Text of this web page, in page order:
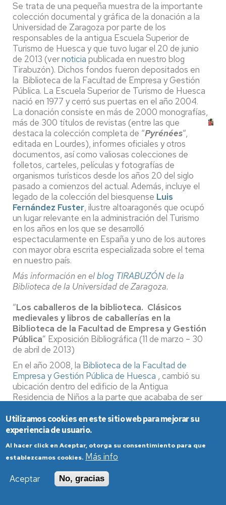
Se trata de una pequeña muestra de la importante
colección documental y gráfica de la donación a la
Universidad de Zaragoza por parte de los
responsables de la antigua Escuela Superior de
Turismo de Huesca y que tuvo lugar el 20 de junio
de 2013 (vernoticia publicada en nuestro blog
Tirabuzón). Dichos fondos fueron depositados en
la Biblioteca de la Facultad de Empresa y Gestión
Pública. La Escuela Superior de Turismo de Huesca
nació en 1977 y cerró sus puertas en el año 2004.
La donación consiste en más de 2000 monografías,
más de 300 títulos de revistas (entre las que
destaca la colección completa de “Pyrénées“,
editada en Lourdes), informes oficiales y otros
documentos, así como valiosas colecciones de
folletos, carteles, películas y fotografías de
organismos turísticos desde los años 20 del siglo
pasado a comienzos del actual. Además, incluye el
legado de la colección del biesquense Luis
Fernández Fuster, ilustre altoaragonés que ocupó
un lugar relevante en la administración del Turismo
en los años en los que se desarrolló
espectacularmente en España y uno de los autores
con mayor obra escrita especializada sobre el tema
en nuestro país.
Más información en elblog TIRABUZÓNde la
Biblioteca de la Universidad de Zaragoza.
“Los caballeros de la biblioteca. Clásicos
medievales y libros de caballerías en la
Biblioteca de la Facultad de Empresa y Gestión
Pública” Exposición Bibliográfica (11 de marzo – 30
de abril de 2013)
En el año 2008, la Biblioteca de la Facultad de
Empresa y Gestión Pública de Huesca , cambió su
ubicación dentro del edificio de la Antigua
Residencia de Niños a la parte que acababa de ser
biblioteca los fondos de la Licenciatura de
Humanidades de la Facultad de Ciencias Humanas y
a este edificio. Desde ese año, los fondos de
Humanidades en nuestra biblioteca han crecido de
una manera constante y notoria. Con estas
exposiciones queremos dar a conocer la importancia
Utilizamos cookies en este sitio web para mejorar su
experiencia de usuario.
Al hacer click en Aceptar, otorga su consentimiento para que
establezcamos cookies. Más info
Aceptar
No, gracias